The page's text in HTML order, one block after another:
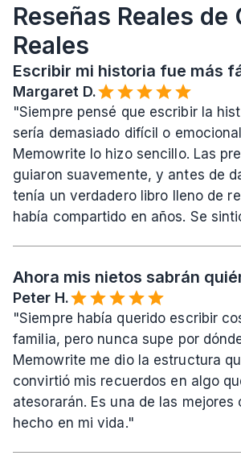
Reseñas Reales de
Reales
Escribir mi historia fue más
Margaret D.
"Siempre pensé que escribir la
sería demasiado difícil o
Memowrite lo hizo sencillo. Las
guiaron suavemente, y antes de
tenía un verdadero libro lleno de
había compartido en años. Se
Ahora mis nietos sabrán
Peter H.
"Siempre había querido escribir
familia, pero nunca supe por
Memowrite me dio la estructura
convirtió mis recuerdos en algo
atesorarán. Es una de las mejores
hecho en mi vida."